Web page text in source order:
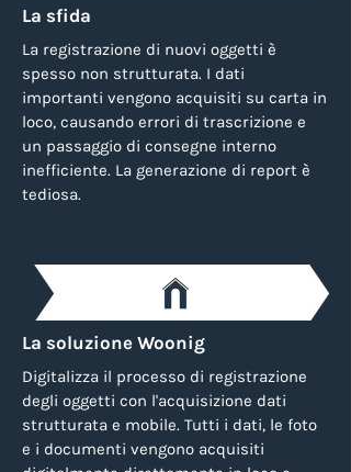
La sfida
La registrazione di nuovi oggetti è
spesso non strutturata. I dati
importanti vengono acquisiti su carta in
loco, causando errori di trascrizione e
un passaggio di consegne interno
inefficiente. La generazione di report è
tediosa.
La soluzione Woonig
Digitalizza il processo di registrazione
degli oggetti con l'acquisizione dati
strutturata e mobile. Tutti i dati, le foto
e i documenti vengono acquisiti